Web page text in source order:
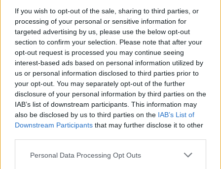
If you wish to opt-out of the sale, sharing to third parties, or
processing of your personal or sensitive information for
targeted advertising by us, please use the below opt-out
section to confirm your selection. Please note that after your
opt-out request is processed you may continue seeing
interest-based ads based on personal information utilized by
us or personal information disclosed to third parties prior to
your opt-out. You may separately opt-out of the further
disclosure of your personal information by third parties on the
IAB’s list of downstream participants. This information may
also be disclosed by us to third parties on the IAB’s List of
Downstream Participants that may further disclose it to other
Personal Data Processing Opt Outs
sesto in movimento
sesto calende
LEGGI GLI ALTRI ARTICOLI DI
VARESE LAGHI
ADV